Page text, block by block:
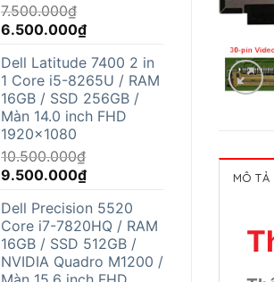
7.500.000₫
Giá
là:
7.500.000₫.
6.500.000₫Giá
tại
là:
6.500.000₫.
Dell Latitude 7400 2 in
1 Core i5-8265U / RAM
16GB / SSD 256GB /
Màn 14.0 inch FHD
1920x1080
10.500.000₫
Giá
là:
10.500.000₫.
9.500.000₫Giá
tại
là:
9.500.000₫.
Dell Precision 5520
Core i7-7820HQ / RAM
16GB / SSD 512GB /
NVIDIA Quadro M1200 /
MÔ TẢ